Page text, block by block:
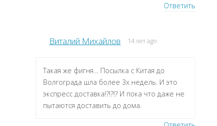
Ответить
Виталий Михайлов 14 лет ago
Такая же фигня… Посылка с Китая до
Волгограда шла более 3х недель. И это
экспресс доставка!?!?!? И пока что даже не
пытаются доставить до дома.